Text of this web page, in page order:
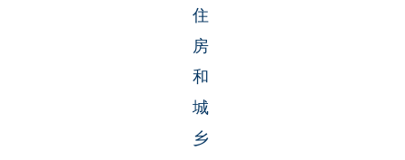
住
房
和
城
乡